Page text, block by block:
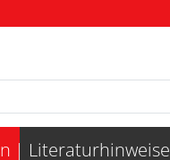
Literaturhinweise